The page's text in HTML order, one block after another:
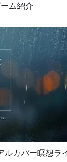
生成
ム紹介
生成